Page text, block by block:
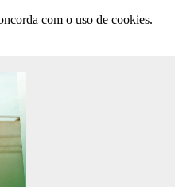
com o uso de cookies.